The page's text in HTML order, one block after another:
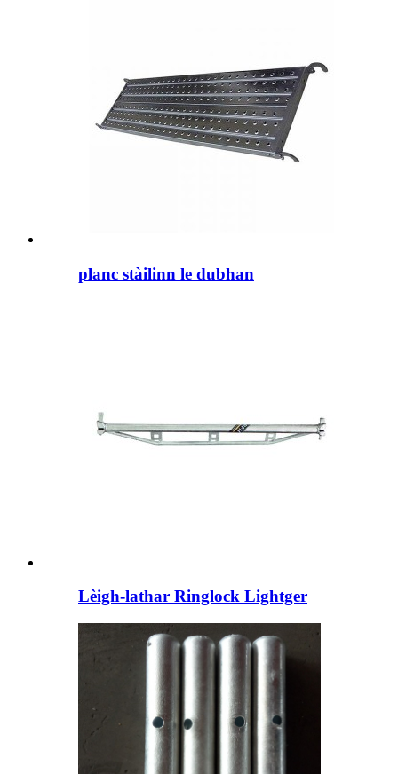
planc stàilinn le dubhan
Lèigh-lathar Ringlock Lightger